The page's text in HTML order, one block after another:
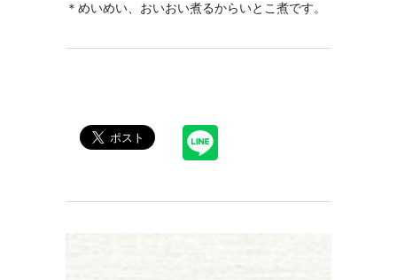
＊めいめい、おいおい煮るからいとこ煮です。